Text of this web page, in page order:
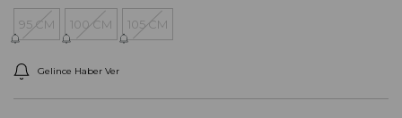
95 CM 100 CM 105 CM
Gelince Haber Ver